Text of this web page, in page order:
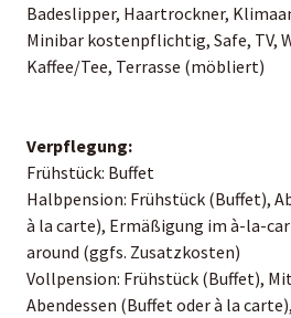
Badeslipper, Haartrockner,
Minibar kostenpflichtig, Safe, TV,
Kaffee/Tee, Terrasse (möbliert)
Verpflegung:
Frühstück: Buffet
Halbpension: Frühstück (Buffet),
à la carte), Ermäßigung im à-la-
around (ggfs. Zusatzkosten)
Vollpension: Frühstück (Buffet),
Abendessen (Buffet oder à la